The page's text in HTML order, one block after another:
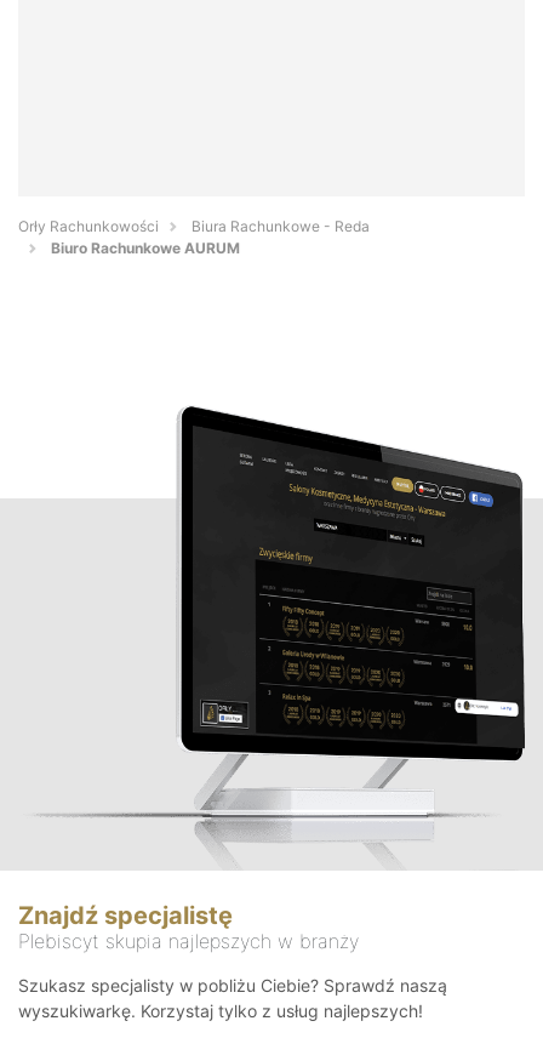
Orły Rachunkowości
Biura Rachunkowe - Reda
Biuro Rachunkowe AURUM
Znajdź specjalistę
Plebiscyt skupia najlepszych w branży
Szukasz specjalisty w pobliżu Ciebie? Sprawdź naszą
wyszukiwarkę. Korzystaj tylko z usług najlepszych!